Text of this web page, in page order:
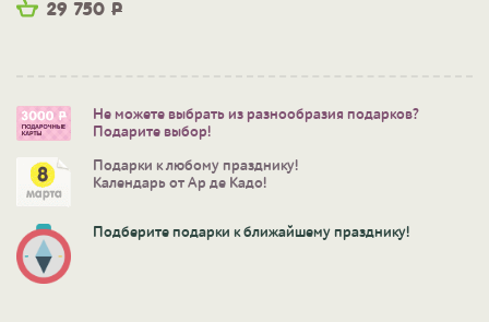
29 750 Р
Не можете выбрать из разнообразия подарков?
Подарите выбор!
Подарки к любому празднику!
Календарь от Ар де Кадо!
Подберите подарки к ближайшему празднику!